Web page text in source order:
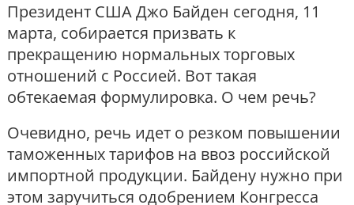
Президент США Джо Байден сегодня, 11
марта, собирается призвать к
прекращению нормальных торговых
отношений с Россией. Вот такая
обтекаемая формулировка. О чем речь?
Очевидно, речь идет о резком повышении
таможенных тарифов на ввоз российской
импортной продукции. Байдену нужно при
этом заручиться одобрением Конгресса